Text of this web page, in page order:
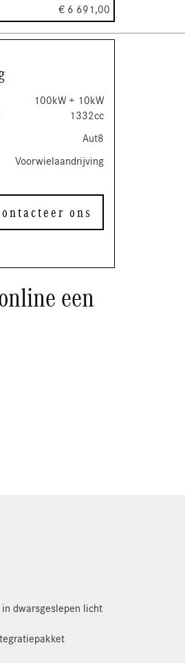
€ 6 691,00
100kW + 10kW
1332cc
Aut8
Voorwielaandrijving
ons
een
dwarsgeslepen licht